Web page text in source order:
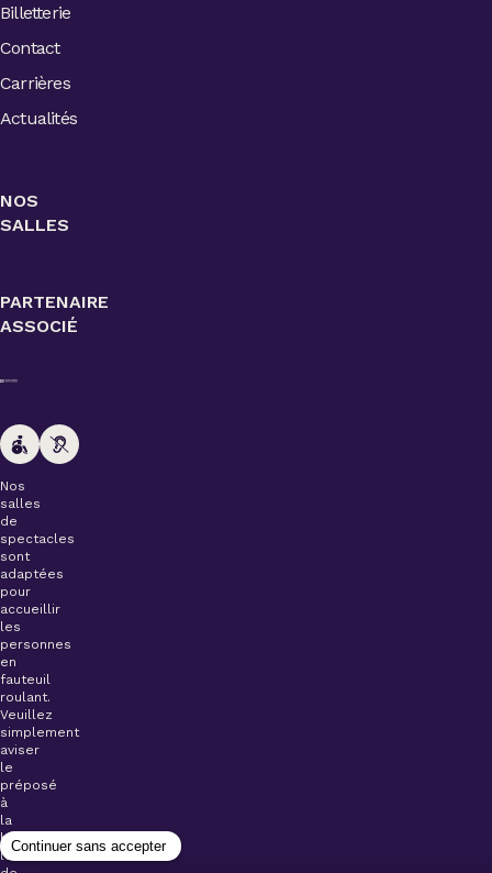
Billetterie
Contact
Carrières
Actualités
NOS
SALLES
PARTENAIRE
ASSOCIÉ
Nos
salles
de
spectacles
sont
adaptées
pour
accueillir
les
personnes
en
fauteuil
roulant.
Veuillez
simplement
aviser
le
préposé
à
la
billetterie
lors